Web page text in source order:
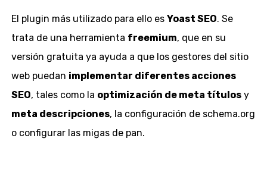
El plugin más utilizado para ello es Yoast SEO. Se
trata de una herramienta freemium, que en su
versión gratuita ya ayuda a que los gestores del sitio
web puedan implementar diferentes acciones
SEO, tales como la optimización de meta títulosy
meta descripciones, la configuración de schema.org
o configurar las migas de pan.